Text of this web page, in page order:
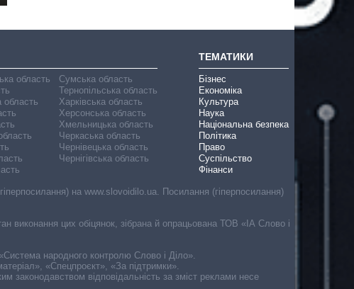
область
область
Сумська область
Тернопільська область
Харківська область
Херсонська область
Хмельницька область
Черкаська область
Чернівецька область
Чернігівська область
ТЕМАТИКИ
Бізнес
Економіка
Культура
Наука
Національна безпека
Політика
Право
Суспільство
Фінанси
на www.slovoidilo.ua. Посилання (гіперпосилання)
виконання цих обіцянок, зібрана й опрацьована ТОВ «ІА Слово і
народного контролю Слово і Діло».
«Спецпроєкт», «За підтримки».
законодавством відповідальність за зміст реклами несе